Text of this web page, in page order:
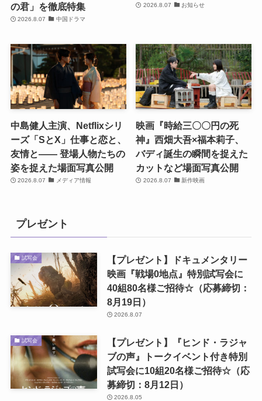
の君」を徹底特集
2026.8.07 中国ドラマ
2026.8.07 お知らせ
中島健人主演、Netflixシリ
ーズ「SとX」仕事と恋と、
友情と―― 登場人物たちの
姿を捉えた場面写真公開
2026.8.07 メディア情報
映画『時給三〇〇円の死
神』西畑大吾×福本莉子、
バディ誕生の瞬間を捉えた
カットなど場面写真公開
2026.8.07 新作映画
プレゼント
試写会
【プレゼント】ドキュメンタリー
映画『戦場0地点』特別試写会に
40組80名様ご招待☆（応募締切：
8月19日）
2026.8.07
試写会
【プレゼント】『ヒンド・ラジャ
ブの声』トークイベント付き特別
試写会に10組20名様ご招待☆（応
募締切：8月12日）
2026.8.05